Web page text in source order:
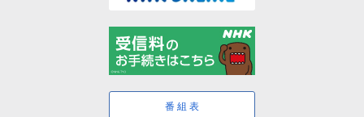
番組表